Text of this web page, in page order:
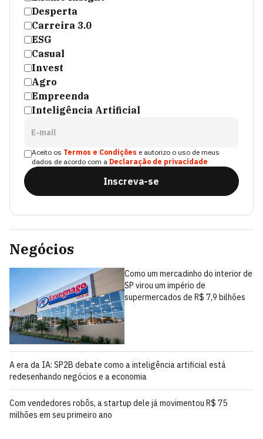
Desperta
Carreira 3.0
ESG
Casual
Invest
Agro
Empreenda
Inteligência Artificial
E-mail
Aceito os Termos e Condições e autorizo o uso de meus
dados de acordo com a Declaração de privacidade
Inscreva-se
Negócios
Como um mercadinho do interior de
SP virou um império de
supermercados de R$ 7,9 bilhões
A era da IA: SP2B debate como a inteligência artificial está
redesenhando negócios e a economia
Com vendedores robôs, a startup dele já movimentou R$ 75
milhões em seu primeiro ano